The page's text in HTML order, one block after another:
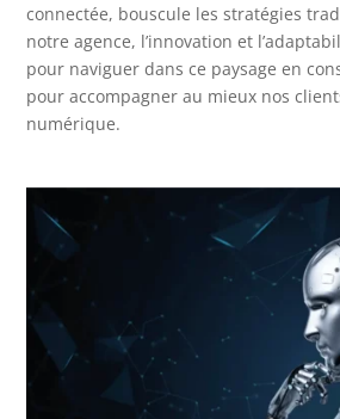
connectée, bouscule les stratégies
notre agence, l’innovation et
pour naviguer dans ce paysage en
pour accompagner au mieux nos
numérique.